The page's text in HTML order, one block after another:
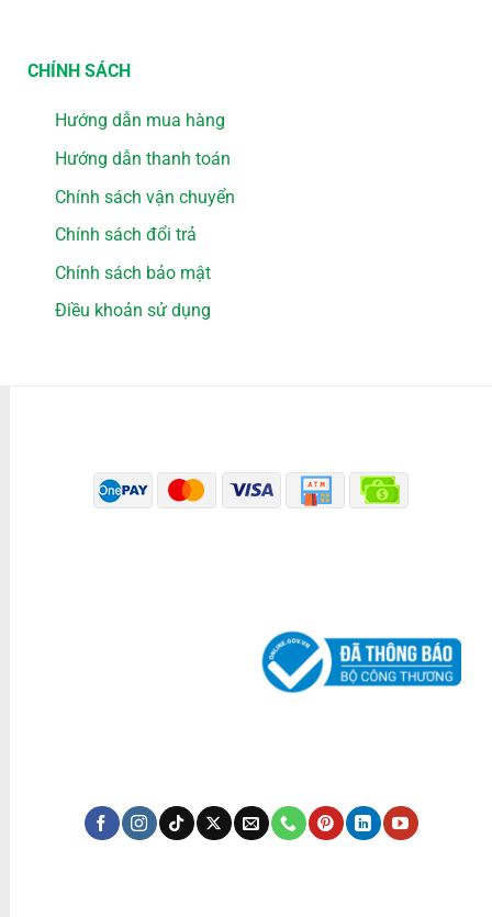
CHÍNH SÁCH
Hướng dẫn mua hàng
Hướng dẫn thanh toán
Chính sách vận chuyển
Chính sách đổi trả
Chính sách bảo mật
Điều khoản sử dụng